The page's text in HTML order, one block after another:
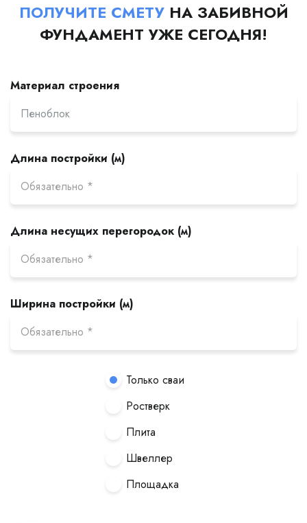
ПОЛУЧИТЕ СМЕТУНА ЗАБИВНОЙ
ФУНДАМЕНТ УЖЕ СЕГОДНЯ!
Материал строения
Длина постройки (м)
Длина несущих перегородок (м)
Ширина постройки (м)
Только сваи
Ростверк
Плита
Швеллер
Площадка